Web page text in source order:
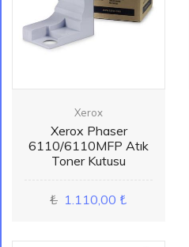
Xerox
Xerox Phaser
6110/6110MFP Atık
Toner Kutusu
₺ 1.110,00 ₺